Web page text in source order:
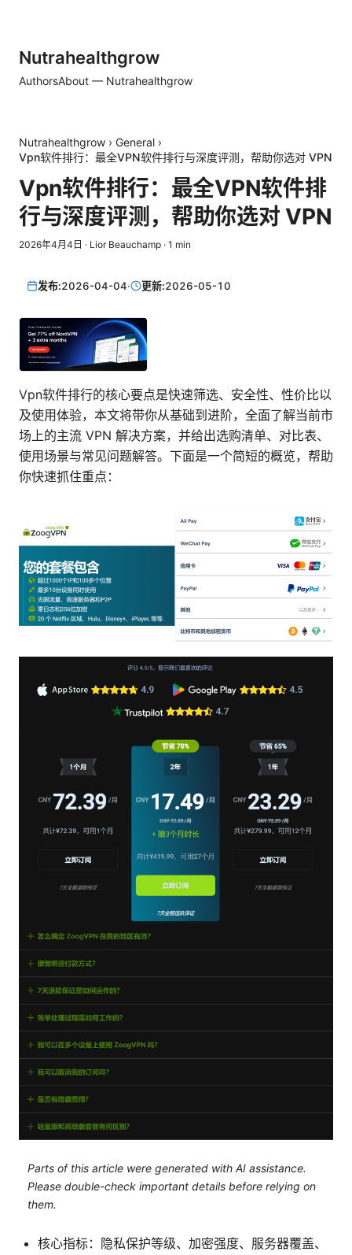
Nutrahealthgrow
AuthorsAbout — Nutrahealthgrow
Nutrahealthgrow › General ›
Vpn软件排行：最全VPN软件排行与深度评测，帮助你选对 VPN
Vpn软件排行：最全VPN软件排
行与深度评测，帮助你选对 VPN
2026年4月4日 · Lior Beauchamp · 1 min
发布:2026-04-04· 更新:2026-05-10
Vpn软件排行的核心要点是快速筛选、安全性、性价比以
及使用体验，本文将带你从基础到进阶，全面了解当前市
场上的主流 VPN 解决方案，并给出选购清单、对比表、
使用场景与常见问题解答。下面是一个简短的概览，帮助
你快速抓住重点：
Parts of this article were generated with AI assistance.
Please double-check important details before relying on
them.
核心指标：隐私保护等级、加密强度、服务器覆盖、